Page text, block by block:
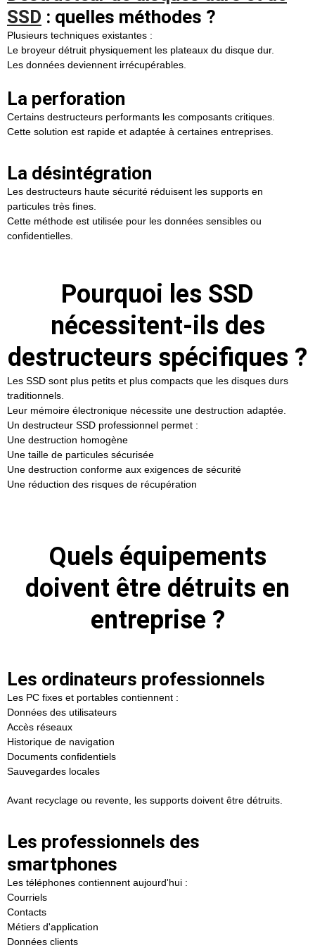
SSD : quelles méthodes ?
Plusieurs techniques existantes :
Le broyeur détruit physiquement les plateaux du disque dur.
Les données deviennent irrécupérables.
La perforation
Certains destructeurs performants les composants critiques.
Cette solution est rapide et adaptée à certaines entreprises.
La désintégration
Les destructeurs haute sécurité réduisent les supports en
particules très fines.
Cette méthode est utilisée pour les données sensibles ou
confidentielles.
Pourquoi les SSD
nécessitent-ils des
destructeurs spécifiques ?
Les SSD sont plus petits et plus compacts que les disques durs
traditionnels.
Leur mémoire électronique nécessite une destruction adaptée.
Un destructeur SSD professionnel permet :
Une destruction homogène
Une taille de particules sécurisée
Une destruction conforme aux exigences de sécurité
Une réduction des risques de récupération
Quels équipements
doivent être détruits en
entreprise ?
Les ordinateurs professionnels
Les PC fixes et portables contiennent :
Données des utilisateurs
Accès réseaux
Historique de navigation
Documents confidentiels
Sauvegardes locales
Avant recyclage ou revente, les supports doivent être détruits.
Les professionnels des
smartphones
Les téléphones contiennent aujourd'hui :
Courriels
Contacts
Métiers d'application
Données clients